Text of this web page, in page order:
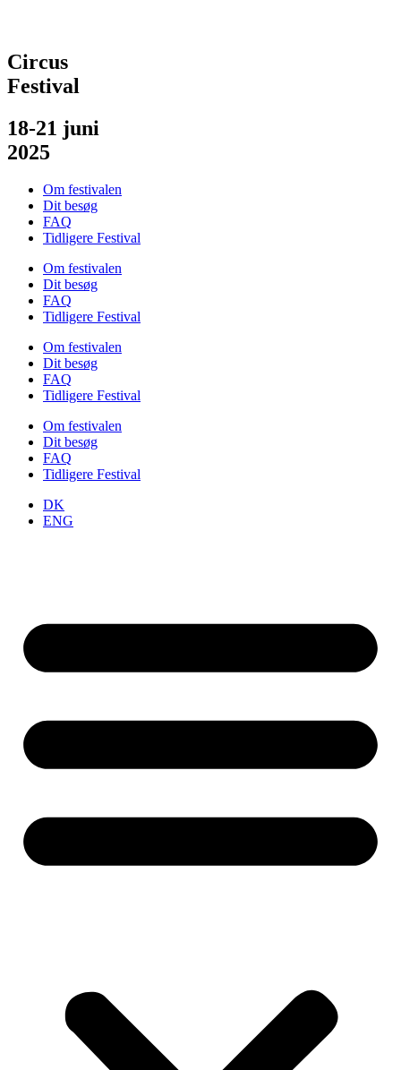
Circus
Festival
18-21 juni
2025
Om festivalen
Dit besøg
FAQ
Tidligere Festival
Om festivalen
Dit besøg
FAQ
Tidligere Festival
Om festivalen
Dit besøg
FAQ
Tidligere Festival
Om festivalen
Dit besøg
FAQ
Tidligere Festival
DK
ENG